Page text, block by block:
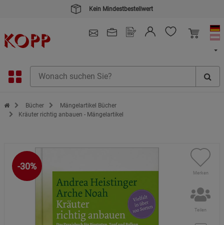
Kein Mindestbestellwert
Zur Startseite des Kopp Verlag Online-Shop
Bücher
Mängelartikel Bücher
Kräuter richtig anbauen - Mängelartikel
-30%
Merken
Teilen